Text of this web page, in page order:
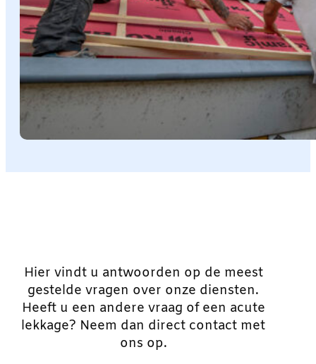
Hier vindt u antwoorden op de meest
gestelde vragen over onze diensten.
Heeft u een andere vraag of een acute
lekkage? Neem dan direct contact met
ons op.